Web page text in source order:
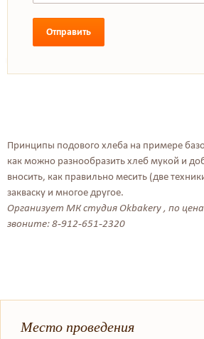
Отправить
Принципы подового хлеба на примере
как можно разнообразить хлеб мукой и
вносить, как правильно месить (две
закваску и многое другое.
Организует МК студия Okbakery , по
звоните: 8-912-651-2320
Место проведения